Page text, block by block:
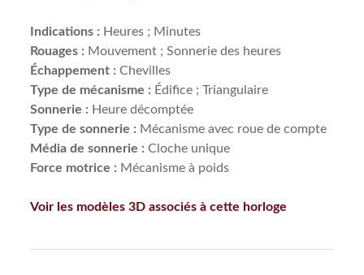
Indications : Heures ; Minutes
Rouages : Mouvement ; Sonnerie des heures
Échappement : Chevilles
Type de mécanisme : Édifice ; Triangulaire
Sonnerie : Heure décomptée
Type de sonnerie : Mécanisme avec roue de compte
Média de sonnerie : Cloche unique
Force motrice : Mécanisme à poids
Voir les modèles 3D associés à cette horloge